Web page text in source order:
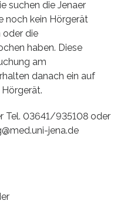
suchen die Jenaer
noch kein Hörgerät
oder die
haben. Diese
am
danach ein auf
Tel. 03641/935108 oder
jena.de